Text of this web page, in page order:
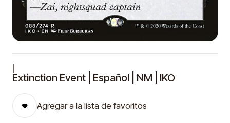
Extinction Event | Español | NM | IKO
Agregar a la lista de favoritos